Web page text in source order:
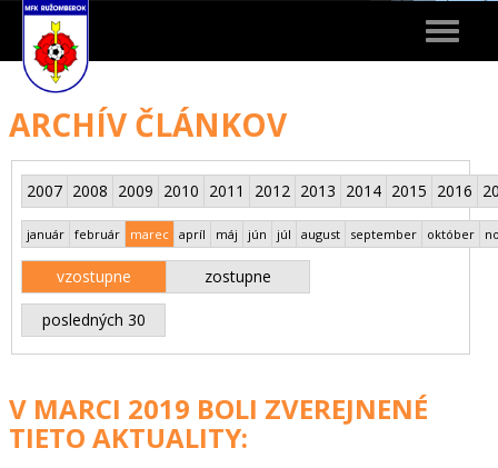
Toggle
ARCHÍV ČLÁNKOV
2007 2008 2009 2010 2011 2012 2013 2014 2015 2016
január február marec apríl máj jún júl august september október
vzostupne zostupne
posledných 30
V MARCI 2019 BOLI ZVEREJNENÉ
TIETO AKTUALITY: